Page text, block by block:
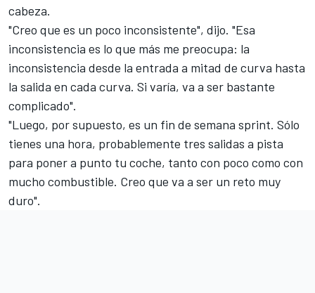
cabeza.
"Creo que es un poco inconsistente", dijo. "Esa
inconsistencia es lo que más me preocupa: la
inconsistencia desde la entrada a mitad de curva hasta
la salida en cada curva. Si varía, va a ser bastante
complicado".
"Luego, por supuesto, es un fin de semana sprint. Sólo
tienes una hora, probablemente tres salidas a pista
para poner a punto tu coche, tanto con poco como con
mucho combustible. Creo que va a ser un reto muy
duro".